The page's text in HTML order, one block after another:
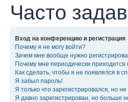
Часто
Вход на конференцию и регистрация
Почему я не могу войти?
Зачем мне вообще нужно
Почему мне периодически
Как сделать, чтобы я не появлялся в
Я забыл пароль!
Я только что зарегистрировался, но не
Я давно зарегистрирован, но больше